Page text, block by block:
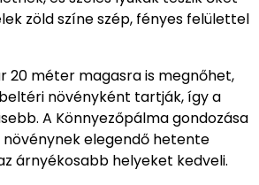
zöld színe szép, fényes felülettel
20 méter magasra is megnőhet,
növényként tartják, így a
A Könnyezőpálma gondozása
elegendő hetente
árnyékosabb helyeket kedveli.